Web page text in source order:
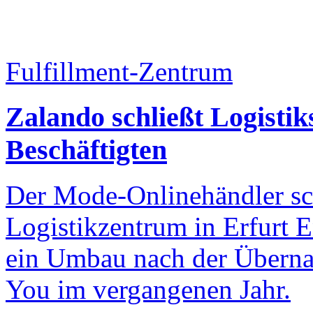
Fulfillment-Zentrum
Zalando schließt
Beschäftigten
Der Mode-Onlinehändler
Logistikzentrum in Erfurt
ein Umbau nach der
You im vergangenen Jahr.